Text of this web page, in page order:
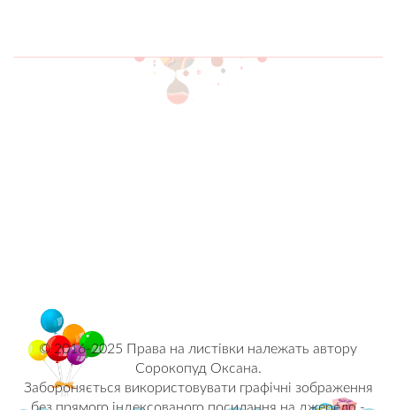
© 2016-2025 Права на листівки належать автору
Сорокопуд Оксана.
Забороняється використовувати графічні зображення